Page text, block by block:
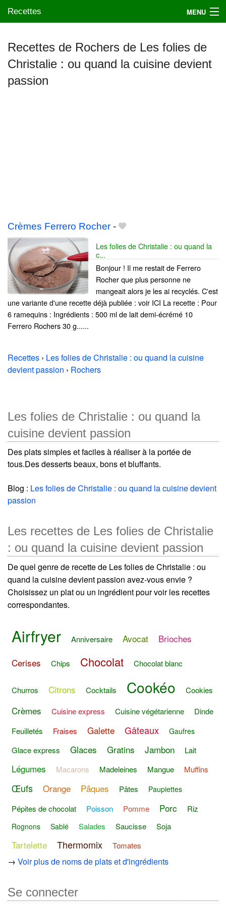
Recettes MENU
Mes blogs préférés
Recettes de Rochers de Les folies de
Christalie : ou quand la cuisine devient
passion
Crèmes Ferrero Rocher -
Les folies de Christalie : ou quand la
c...
Bonjour ! Il me restait de Ferrero
Rocher que plus personne ne
mangeait alors je les ai recyclés. C'est
une variante d'une recette déjà publiée : voir ICI La recette : Pour
6 ramequins : Ingrédients : 500 ml de lait demi-écrémé 10
Ferrero Rochers 30 g......
Recettes › Les folies de Christalie : ou quand la cuisine
devient passion › Rochers
Les folies de Christalie : ou quand la
cuisine devient passion
Des plats simples et faciles à réaliser à la portée de
tous.Des desserts beaux, bons et bluffants.
Blog : Les folies de Christalie : ou quand la cuisine devient
passion
Les recettes de Les folies de Christalie
: ou quand la cuisine devient passion
De quel genre de recette de Les folies de Christalie : ou
quand la cuisine devient passion avez-vous envie ?
Choisissez un plat ou un ingrédient pour voir les recettes
correspondantes.
Airfryer Anniversaire Avocat
Brioches
Cerises
Chips Chocolat Chocolat blanc
Churros Citrons Cocktails Cookéo Cookies
Crèmes Cuisine express Cuisine végétarienne
Dinde
Feuilletés
Fraises Galette Gâteaux Gaufres
Glace express Glaces Gratins Jambon Lait
Légumes Macarons Madeleines Mangue Muffins
Œufs Orange Pâques Pâtes Paupiettes
Pépites de chocolat Poisson Pomme Porc Riz
Rognons Sablé Salades Saucisse Soja
Tartelette Thermomix Tomates
→ Voir plus de noms de plats et d'ingrédients
Se connecter